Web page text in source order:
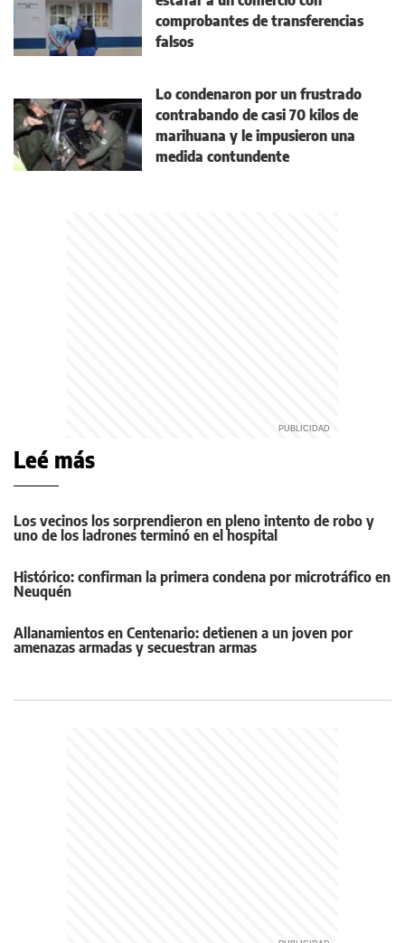
comprobantes de transferencias
falsos
Lo condenaron por un frustrado
contrabando de casi 70 kilos de
marihuana y le impusieron una
medida contundente
Leé más
Los vecinos los sorprendieron en pleno intento de robo y
uno de los ladrones terminó en el hospital
Histórico: confirman la primera condena por microtráfico en
Neuquén
Allanamientos en Centenario: detienen a un joven por
amenazas armadas y secuestran armas